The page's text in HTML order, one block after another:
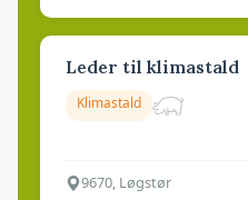
Leder til klimastald
Klimastald
9670, Løgstør